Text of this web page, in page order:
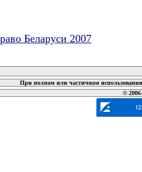
Беларуси 2007
При полном или частичном
©